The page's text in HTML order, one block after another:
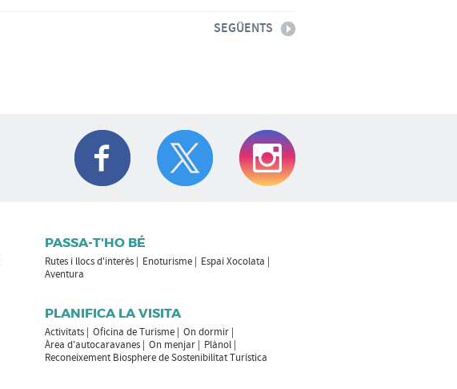
SEGÜENTS
PASSA-T'HO BÉ
Rutes i llocs d'interès Enoturisme
Espai Xocolata
Aventura
PLANIFICA LA VISITA
Activitats Oficina de Turisme
On dormir
Àrea d'autocaravanes
On menjar
Plànol
Reconeixement Biosphere de Sostenibilitat Turística